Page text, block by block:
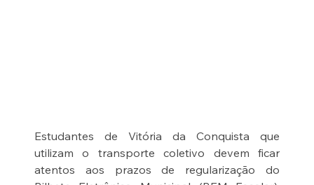
Estudantes de Vitória da Conquista que
utilizam o transporte coletivo devem ficar
atentos aos prazos de regularização do